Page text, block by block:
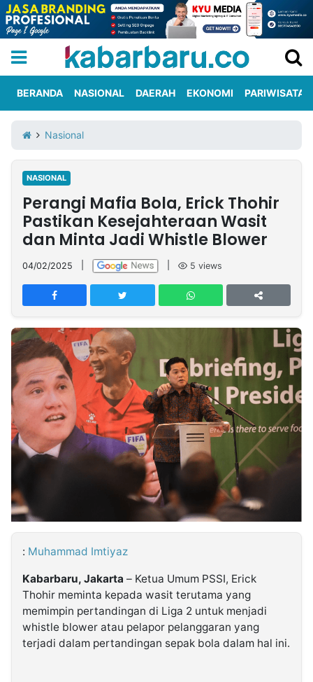
Iklan
Berita
Kami
Nasional
International
Olahraga
Entertainment
Daerah
Pariwisata
Kuliner
Kolom
Network
PT
TREETAN
INDONESIA
Partner
Insight
NTB
Suara
Time
Lens
IDN
Daily
Jogja
Jalan
Rakyat
Idealita
News
Kita
Notice
Dinamikapost.com
Radar
Baru
Seedbacklink
BERANDA NASIONAL DAERAH EKONOMI PARIWISATA
Nasional
NASIONAL
Perangi Mafia Bola, Erick Thohir
Pastikan Kesejahteraan Wasit
dan Minta Jadi Whistle Blower
04/02/2025 5 views
: Muhammad Imtiyaz
Kabarbaru, Jakarta – Ketua Umum PSSI, Erick
Thohir meminta kepada wasit terutama yang
memimpin pertandingan di Liga 2 untuk menjadi
whistle blower atau pelapor pelanggaran yang
terjadi dalam pertandingan sepak bola dalam hal ini.